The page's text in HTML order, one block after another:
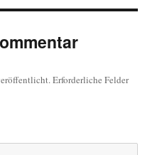
Erforderliche Felder